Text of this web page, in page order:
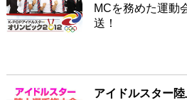
MCを務めた運動
送！
アイドルスター